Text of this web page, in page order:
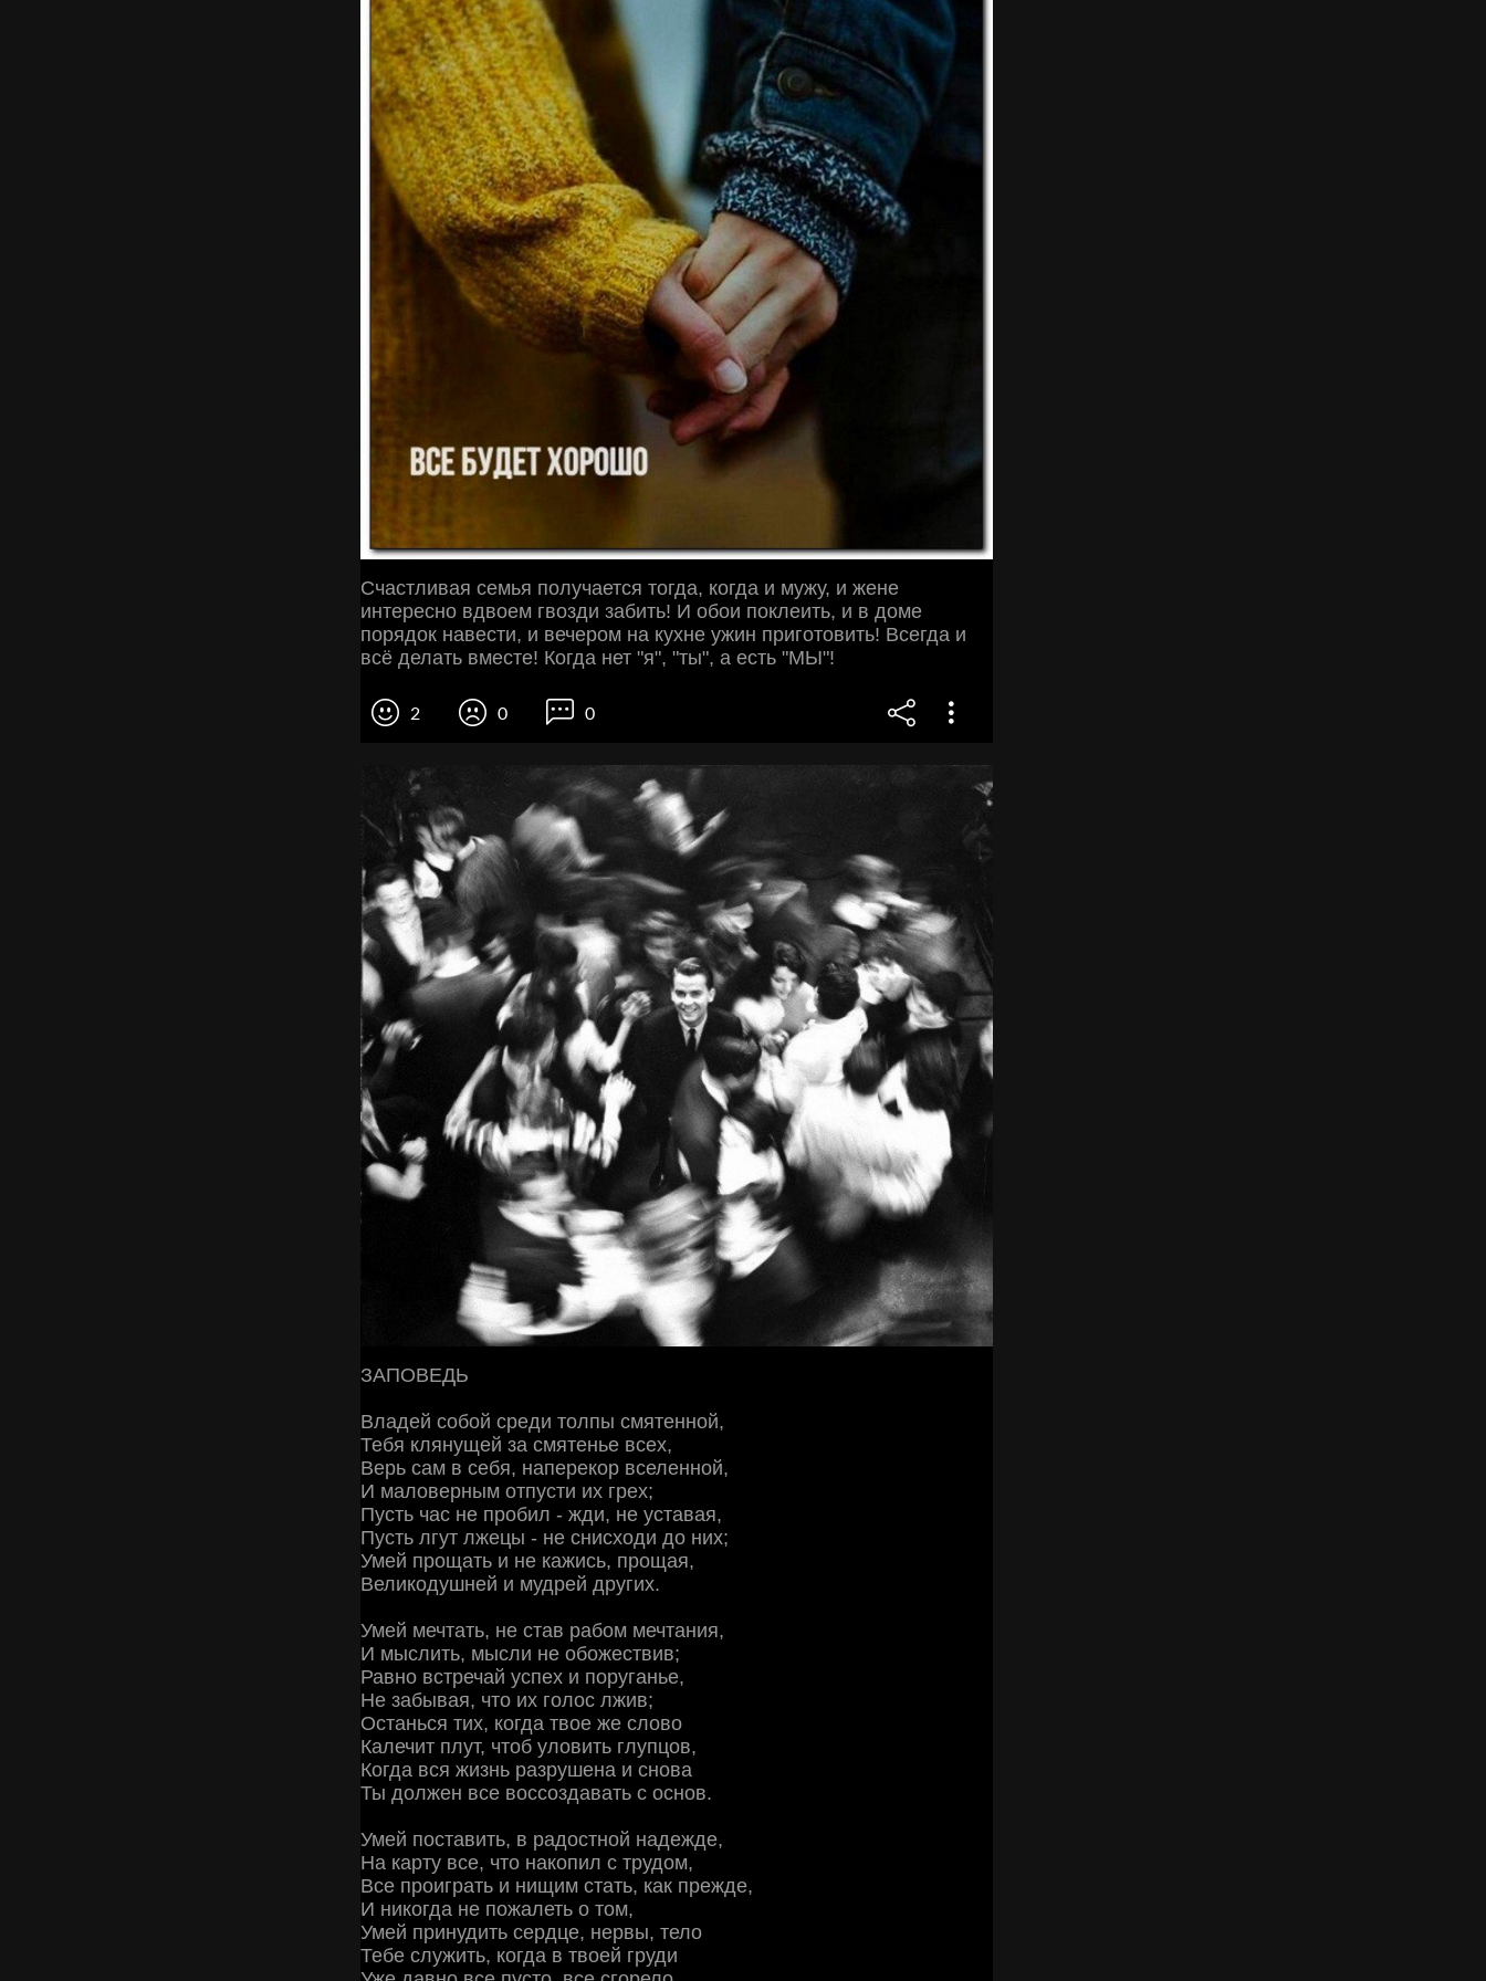
Счастливая семья получается тогда, когда и мужу, и жене
интересно вдвоем гвозди забить! И обои поклеить, и в доме
порядок навести, и вечером на кухне ужин приготовить! Всегда и
всё делать вместе! Когда нет "я", "ты", а есть "МЫ"!
2 0 0
ЗАПОВЕДЬ
Владей собой среди толпы смятенной,
Тебя клянущей за смятенье всех,
Верь сам в себя, наперекор вселенной,
И маловерным отпусти их грех;
Пусть час не пробил - жди, не уставая,
Пусть лгут лжецы - не снисходи до них;
Умей прощать и не кажись, прощая,
Великодушней и мудрей других.
Умей мечтать, не став рабом мечтания,
И мыслить, мысли не обожествив;
Равно встречай успех и поруганье,
Не забывая, что их голос лжив;
Останься тих, когда твое же слово
Калечит плут, чтоб уловить глупцов,
Когда вся жизнь разрушена и снова
Ты должен все воссоздавать с основ.
Умей поставить, в радостной надежде,
На карту все, что накопил с трудом,
Все проиграть и нищим стать, как прежде,
И никогда не пожалеть о том,
Умей принудить сердце, нервы, тело
Тебе служить, когда в твоей груди